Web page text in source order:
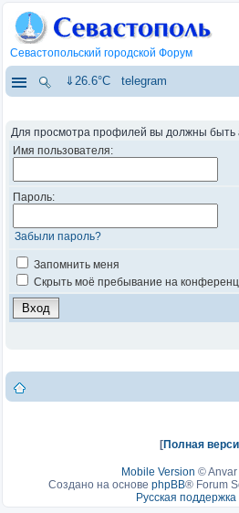
Севастопольский городской Форум
⇓26.6°C telegram
Для просмотра профилей вы должны быть
Имя пользователя:
Пароль:
Забыли пароль?
Запомнить меня
Скрыть моё пребывание на
[Полная
Mobile Version ©
Создано на основе phpBB® Forum
Русская